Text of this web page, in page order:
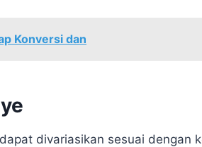
Konversi dan
divariasikan sesuai dengan